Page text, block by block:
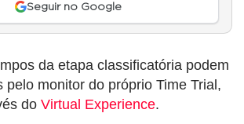
Seguir no Google
da etapa classificatória podem
pelo monitor do próprio Time Trial,
do Virtual Experience.